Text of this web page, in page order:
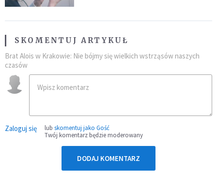
SKOMENTUJ ARTYKUŁ
Brat Alois w Krakowie: Nie bójmy się wielkich wstrząsów naszych
czasów
Zaloguj się lub skomentuj jako Gość
Twój komentarz będzie moderowany
DODAJ KOMENTARZ